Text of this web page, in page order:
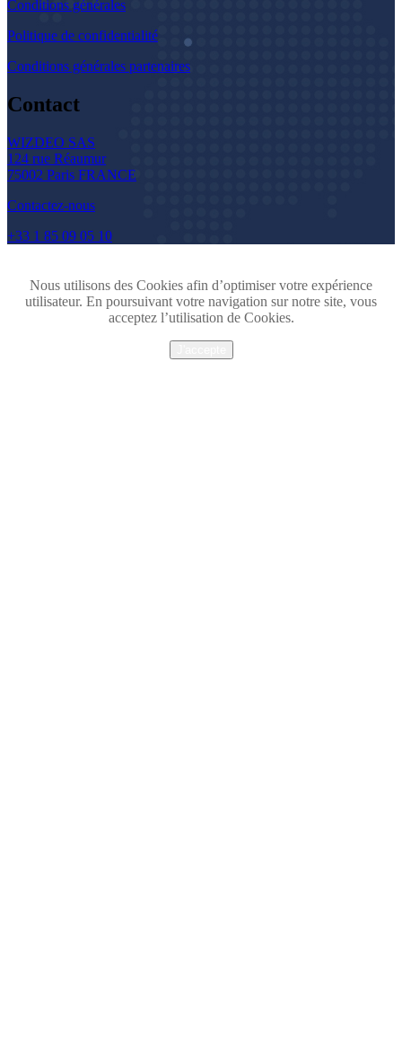
Conditions générales
Politique de confidentialité
Conditions générales partenaires
Contact
WIZDEO SAS
124 rue Réaumur
75002 Paris FRANCE
Contactez-nous
+33 1 85 09 05 10
Nous utilisons des Cookies afin d’optimiser votre expérience
utilisateur. En poursuivant votre navigation sur notre site, vous
acceptez l’utilisation de Cookies.